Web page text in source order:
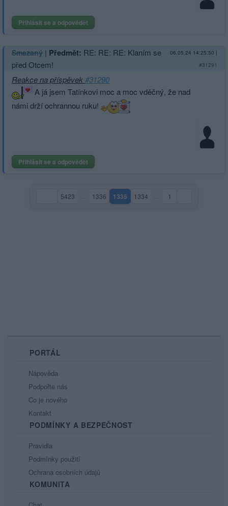
Přihlásit se a odpovědět
Smazaný | Předmět: RE: RE: RE: Klaním se
před Otcem!
06.05.24 14:25:50 |
#31291
Reakce na příspěvek#31290
A já jsem Tatínkovi moc a moc vděčný, že nad
námi drží ochrannou ruku!
Přihlásit se a odpovědět
5423 1336 1335(aktuální strana)
1334 1
PORTÁL
Nápověda
Podpořte nás
Co je nového
Kontakt
PODMÍNKY A BEZPEČNOST
Pravidla
Podmínky použití
Ochrana osobních údajů
KOMUNITA